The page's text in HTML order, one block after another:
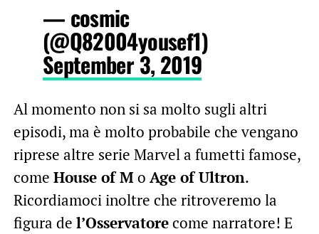
— cosmic
(@Q82004yousef1)
September 3, 2019
Al momento non si sa molto sugli altri
episodi, ma è molto probabile che vengano
riprese altre serie Marvel a fumetti famose,
come House of Mo Age of Ultron.
Ricordiamoci inoltre che ritroveremo la
figura de l’Osservatorecome narratore! E